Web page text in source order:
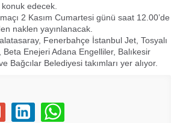
konuk edecek.
2 Kasım Cumartesi günü saat 12.00’de
naklen yayınlanacak.
Fenerbahçe İstanbul Jet, Tosyalı
Enejeri Adana Engelliler, Balıkesir
Bağcılar Belediyesi takımları yer alıyor.